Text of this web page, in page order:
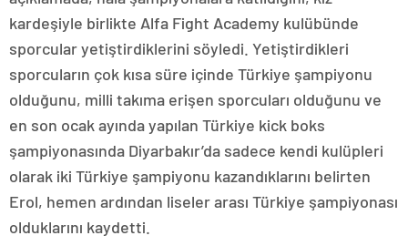
kardeşiyle birlikte Alfa Fight Academy kulübünde
sporcular yetiştirdiklerini söyledi. Yetiştirdikleri
sporcuların çok kısa süre içinde Türkiye şampiyonu
olduğunu, milli takıma erişen sporcuları olduğunu ve
en son ocak ayında yapılan Türkiye kick boks
şampiyonasında Diyarbakır’da sadece kendi kulüpleri
olarak iki Türkiye şampiyonu kazandıklarını belirten
Erol, hemen ardından liseler arası Türkiye şampiyonası
olduklarını kaydetti.